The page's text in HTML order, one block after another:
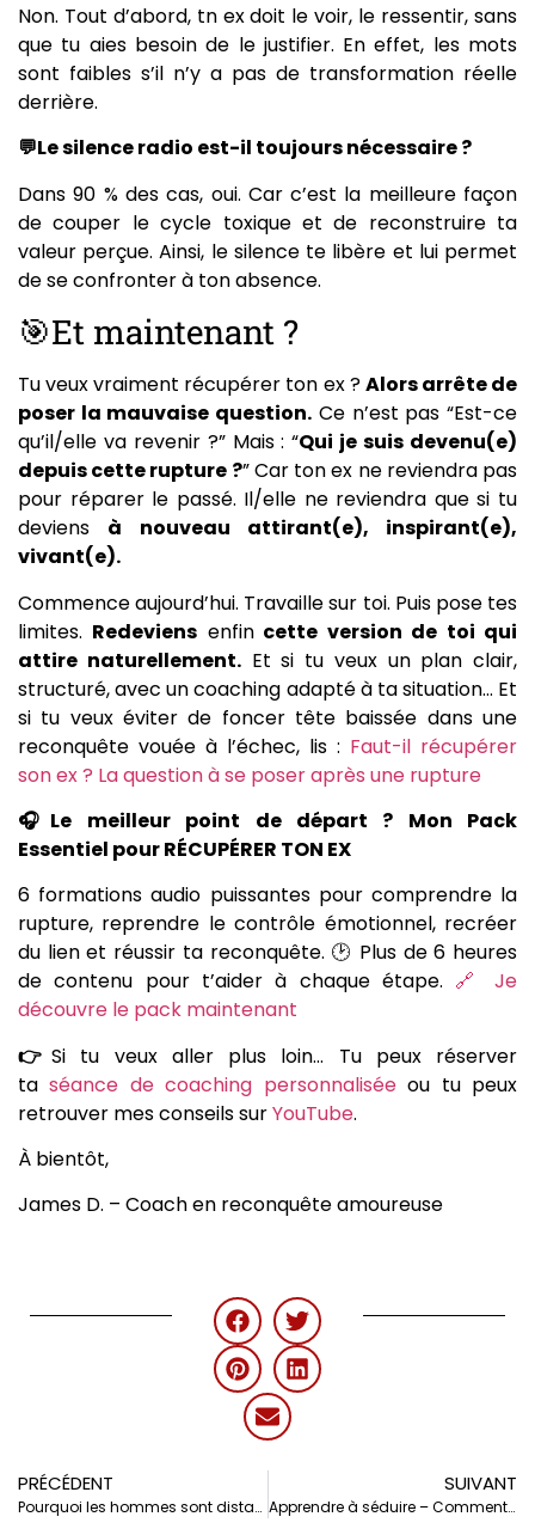
Non. Tout d’abord, tn ex doit le voir, le ressentir, sans
que tu aies besoin de le justifier. En effet, les mots
sont faibles s’il n’y a pas de transformation réelle
derrière.
💬Le silence radio est-il toujours nécessaire ?
Dans 90 % des cas, oui. Car c’est la meilleure façon
de couper le cycle toxique et de reconstruire ta
valeur perçue. Ainsi, le silence te libère et lui permet
de se confronter à ton absence.
🎯Et maintenant ?
Tu veux vraiment récupérer ton ex ?Alors arrête de
poser la mauvaise question. Ce n’est pas “Est-ce
qu’il/elle va revenir ?” Mais : “Qui je suis devenu(e)
depuis cette rupture ?” Car ton ex ne reviendra pas
pour réparer le passé. Il/elle ne reviendra que si tu
deviens à nouveau attirant(e), inspirant(e),
vivant(e).
Commence aujourd’hui. Travaille sur toi. Puis pose tes
limites. Redeviens enfincette version de toi qui
attire naturellement.Et si tu veux un plan clair,
structuré, avec un coaching adapté à ta situation… Et
si tu veux éviter de foncer tête baissée dans une
reconquête vouée à l’échec, lis : Faut-il récupérer
son ex ? La question à se poser après une rupture
🎧Le meilleur point de départ ? Mon Pack
Essentiel pour RÉCUPÉRER TON EX
6 formations audio puissantes pour comprendre la
rupture, reprendre le contrôle émotionnel, recréer
du lien et réussir ta reconquête. 🕑 Plus de 6 heures
de contenu pour t’aider à chaque étape. 🔗 Je
découvre le pack maintenant
👉Si tu veux aller plus loin… Tu peux réserver
taséance de coaching personnaliséeou tu peux
retrouver mes conseils surYouTube.
À bientôt,
James D. – Coach en reconquête amoureuse
PRÉCÉDENT
Pourquoi les hommes sont distants ou instables en amour ?
SUIVANT
Apprendre à séduire – Comment bien faire quand on doute de soi ?